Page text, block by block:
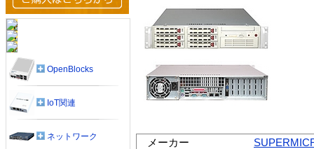
メーカー
OpenBlocks
IoT関連
ネットワーク